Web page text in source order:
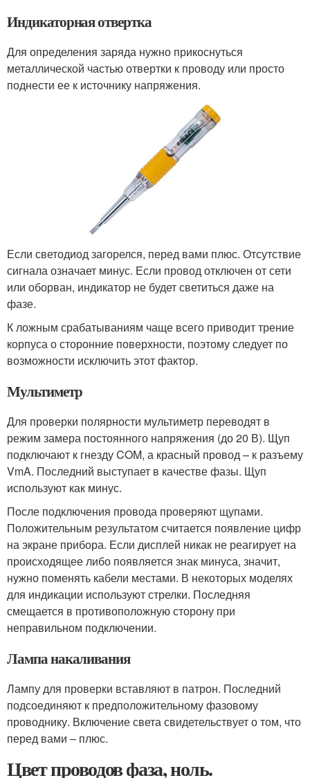
Индикаторная отвертка
Для определения заряда нужно прикоснуться
металлической частью отвертки к проводу или просто
поднести ее к источнику напряжения.
Если светодиод загорелся, перед вами плюс. Отсутствие
сигнала означает минус. Если провод отключен от сети
или оборван, индикатор не будет светиться даже на
фазе.
К ложным срабатываниям чаще всего приводит трение
корпуса о сторонние поверхности, поэтому следует по
возможности исключить этот фактор.
Мультиметр
Для проверки полярности мультиметр переводят в
режим замера постоянного напряжения (до 20 В). Щуп
подключают к гнезду COM, а красный провод – к разъему
VmA. Последний выступает в качестве фазы. Щуп
используют как минус.
После подключения провода проверяют щупами.
Положительным результатом считается появление цифр
на экране прибора. Если дисплей никак не реагирует на
происходящее либо появляется знак минуса, значит,
нужно поменять кабели местами. В некоторых моделях
для индикации используют стрелки. Последняя
смещается в противоположную сторону при
неправильном подключении.
Лампа накаливания
Лампу для проверки вставляют в патрон. Последний
подсоединяют к предположительному фазовому
проводнику. Включение света свидетельствует о том, что
перед вами – плюс.
Цвет проводов фаза, ноль.